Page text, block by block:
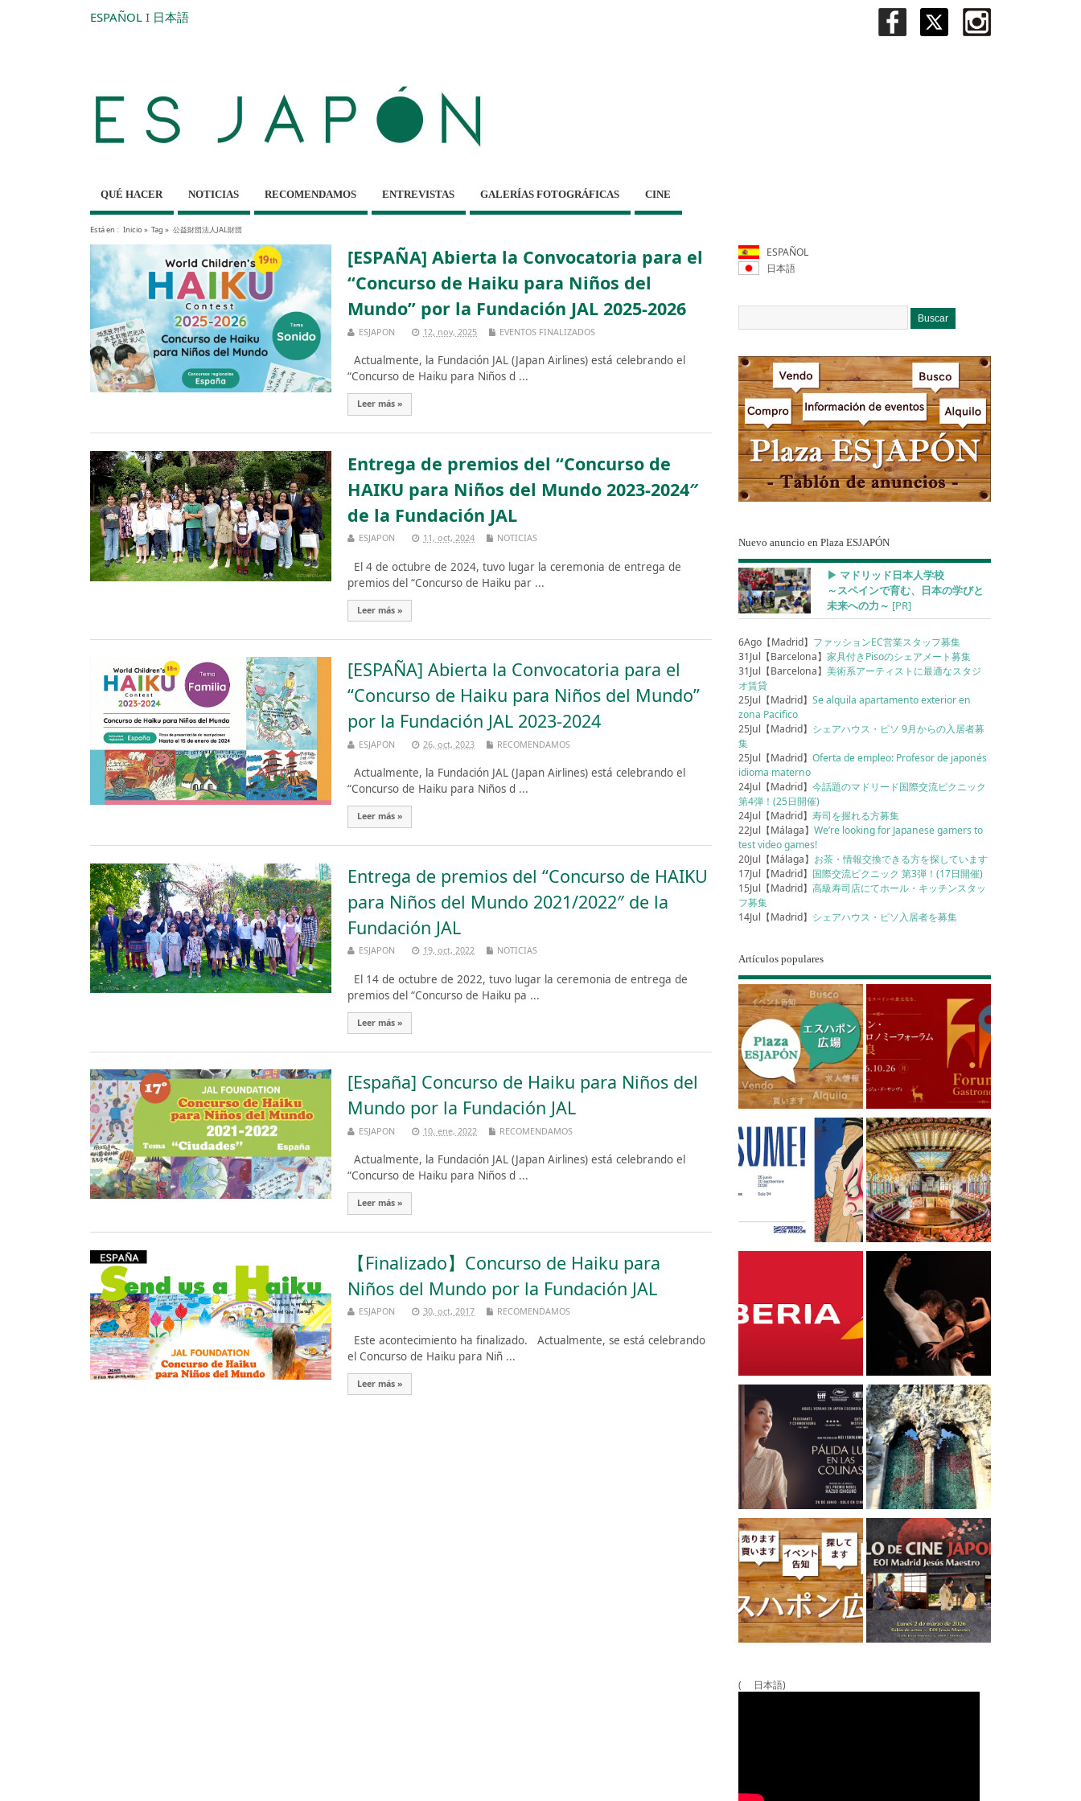
ESPAÑOL I 日本語
QUÉ HACER NOTICIAS RECOMENDAMOS ENTREVISTAS GALERÍAS FOTOGRÁFICAS CINE
Está en : Inicio» Tag » 公益財団法人JAL財団
[ESPAÑA] Abierta la Convocatoria para el
“Concurso de Haiku para Niños del
Mundo” por la Fundación JAL 2025-2026
ESJAPON 12, nov, 2025 EVENTOS FINALIZADOS
Actualmente, la Fundación JAL (Japan Airlines) está celebrando el
“Concurso de Haiku para Niños d ...
Leer más »
Entrega de premios del “Concurso de
HAIKU para Niños del Mundo 2023-2024″
de la Fundación JAL
ESJAPON 11, oct, 2024 NOTICIAS
El 4 de octubre de 2024, tuvo lugar la ceremonia de entrega de
premios del “Concurso de Haiku par ...
Leer más »
[ESPAÑA] Abierta la Convocatoria para el
“Concurso de Haiku para Niños del Mundo”
por la Fundación JAL 2023-2024
ESJAPON 26, oct, 2023 RECOMENDAMOS
Actualmente, la Fundación JAL (Japan Airlines) está celebrando el
“Concurso de Haiku para Niños d ...
Leer más »
Entrega de premios del “Concurso de HAIKU
para Niños del Mundo 2021/2022″ de la
Fundación JAL
ESJAPON 19, oct, 2022 NOTICIAS
El 14 de octubre de 2022, tuvo lugar la ceremonia de entrega de
premios del “Concurso de Haiku pa ...
Leer más »
[España] Concurso de Haiku para Niños del
Mundo por la Fundación JAL
ESJAPON 10, ene, 2022 RECOMENDAMOS
Actualmente, la Fundación JAL (Japan Airlines) está celebrando el
“Concurso de Haiku para Niños d ...
Leer más »
【Finalizado】Concurso de Haiku para
Niños del Mundo por la Fundación JAL
ESJAPON 30, oct, 2017 RECOMENDAMOS
Este acontecimiento ha finalizado. Actualmente, se está celebrando
el Concurso de Haiku para Niñ ...
Leer más »
ESPAÑOL
日本語
Nuevo anuncio en Plaza ESJAPÓN
▶︎ マドリッド日本人学校
～スペインで育む、日本の学びと
未来への力～ [PR]
6Ago【Madrid】 ファッションEC営業スタッフ募集
31Jul【Barcelona】家具付きPisoのシェアメート募集
31Jul【Barcelona】美術系アーティストに最適なスタジ
オ賃貸
25Jul【Madrid】Se alquila apartamento exterior en
zona Pacifico
25Jul【Madrid】 シェアハウス・ピソ 9月からの入居者募
集
25Jul【Madrid】Oferta de empleo: Profesor de japonés
idioma materno
24Jul【Madrid】今話題のマドリード国際交流ピクニック
第4弾！(25日開催)
24Jul【Madrid】寿司を握れる方募集
22Jul【Málaga】We’re looking for Japanese gamers to
test video games!
20Jul【Málaga】 お茶・情報交換できる方を探しています
17Jul【Madrid】 国際交流ピクニック 第3弾！(17日開催)
15Jul【Madrid】高級寿司店にてホール・キッチンスタッ
フ募集
14Jul【Madrid】 シェアハウス・ピソ入居者を募集
Artículos populares
( 日本語)